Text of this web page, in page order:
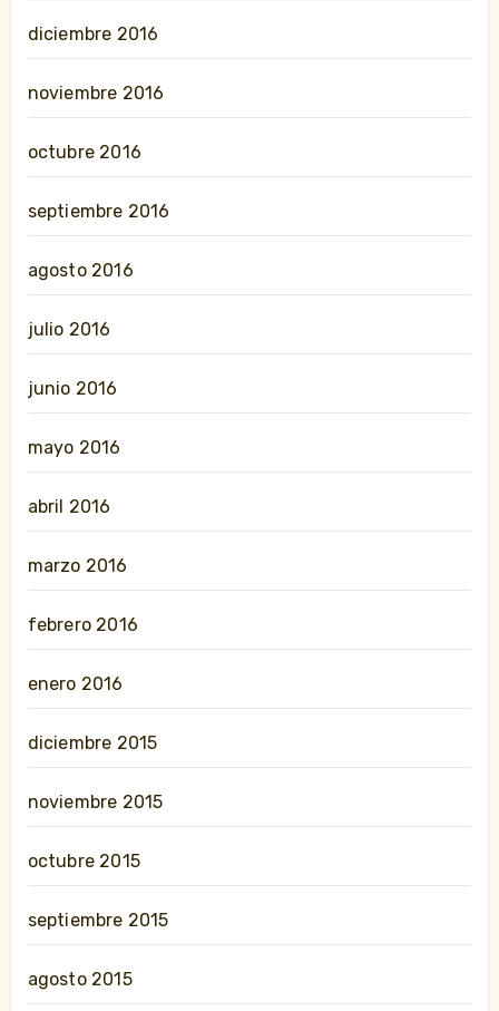
diciembre 2016
noviembre 2016
octubre 2016
septiembre 2016
agosto 2016
julio 2016
junio 2016
mayo 2016
abril 2016
marzo 2016
febrero 2016
enero 2016
diciembre 2015
noviembre 2015
octubre 2015
septiembre 2015
agosto 2015